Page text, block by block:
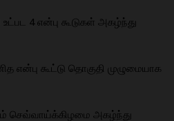
4 என்பு கூடுகள் அகழ்ந்து
என்பு கூட்டு தொகுதி முழுமையாக
செவ்வாய்க்கிழமை அகழ்ந்து